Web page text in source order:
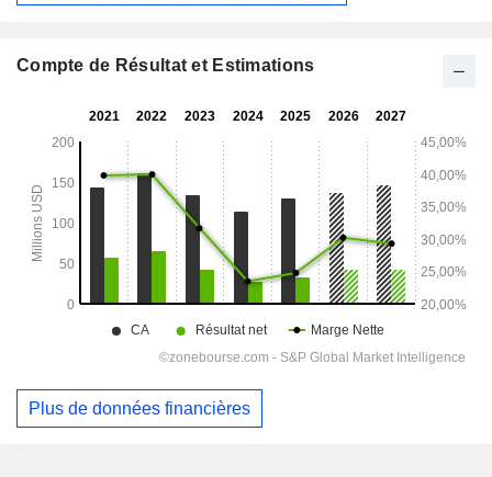
Compte de Résultat et Estimations
Plus de données financières